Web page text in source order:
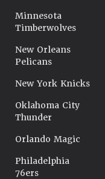
Minnesota
Timberwolves
New Orleans
Pelicans
New York Knicks
Oklahoma City
Thunder
Orlando Magic
Philadelphia
76ers